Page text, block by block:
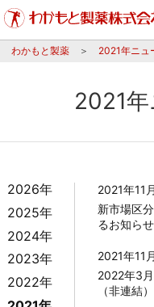
わかもと製薬 2021年ニュ
2021
2026年
2025年
2024年
2023年
2022年
2021年11
新市場区
るお知ら
2021年11
2022年3
（非連結